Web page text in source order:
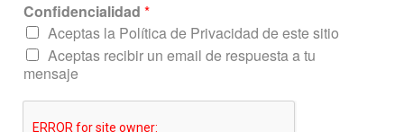
r
o
Confidencialidad *
Aceptas la Política de Privacidad de este sitio
Aceptas recibir un email de respuesta a tu
mensaje